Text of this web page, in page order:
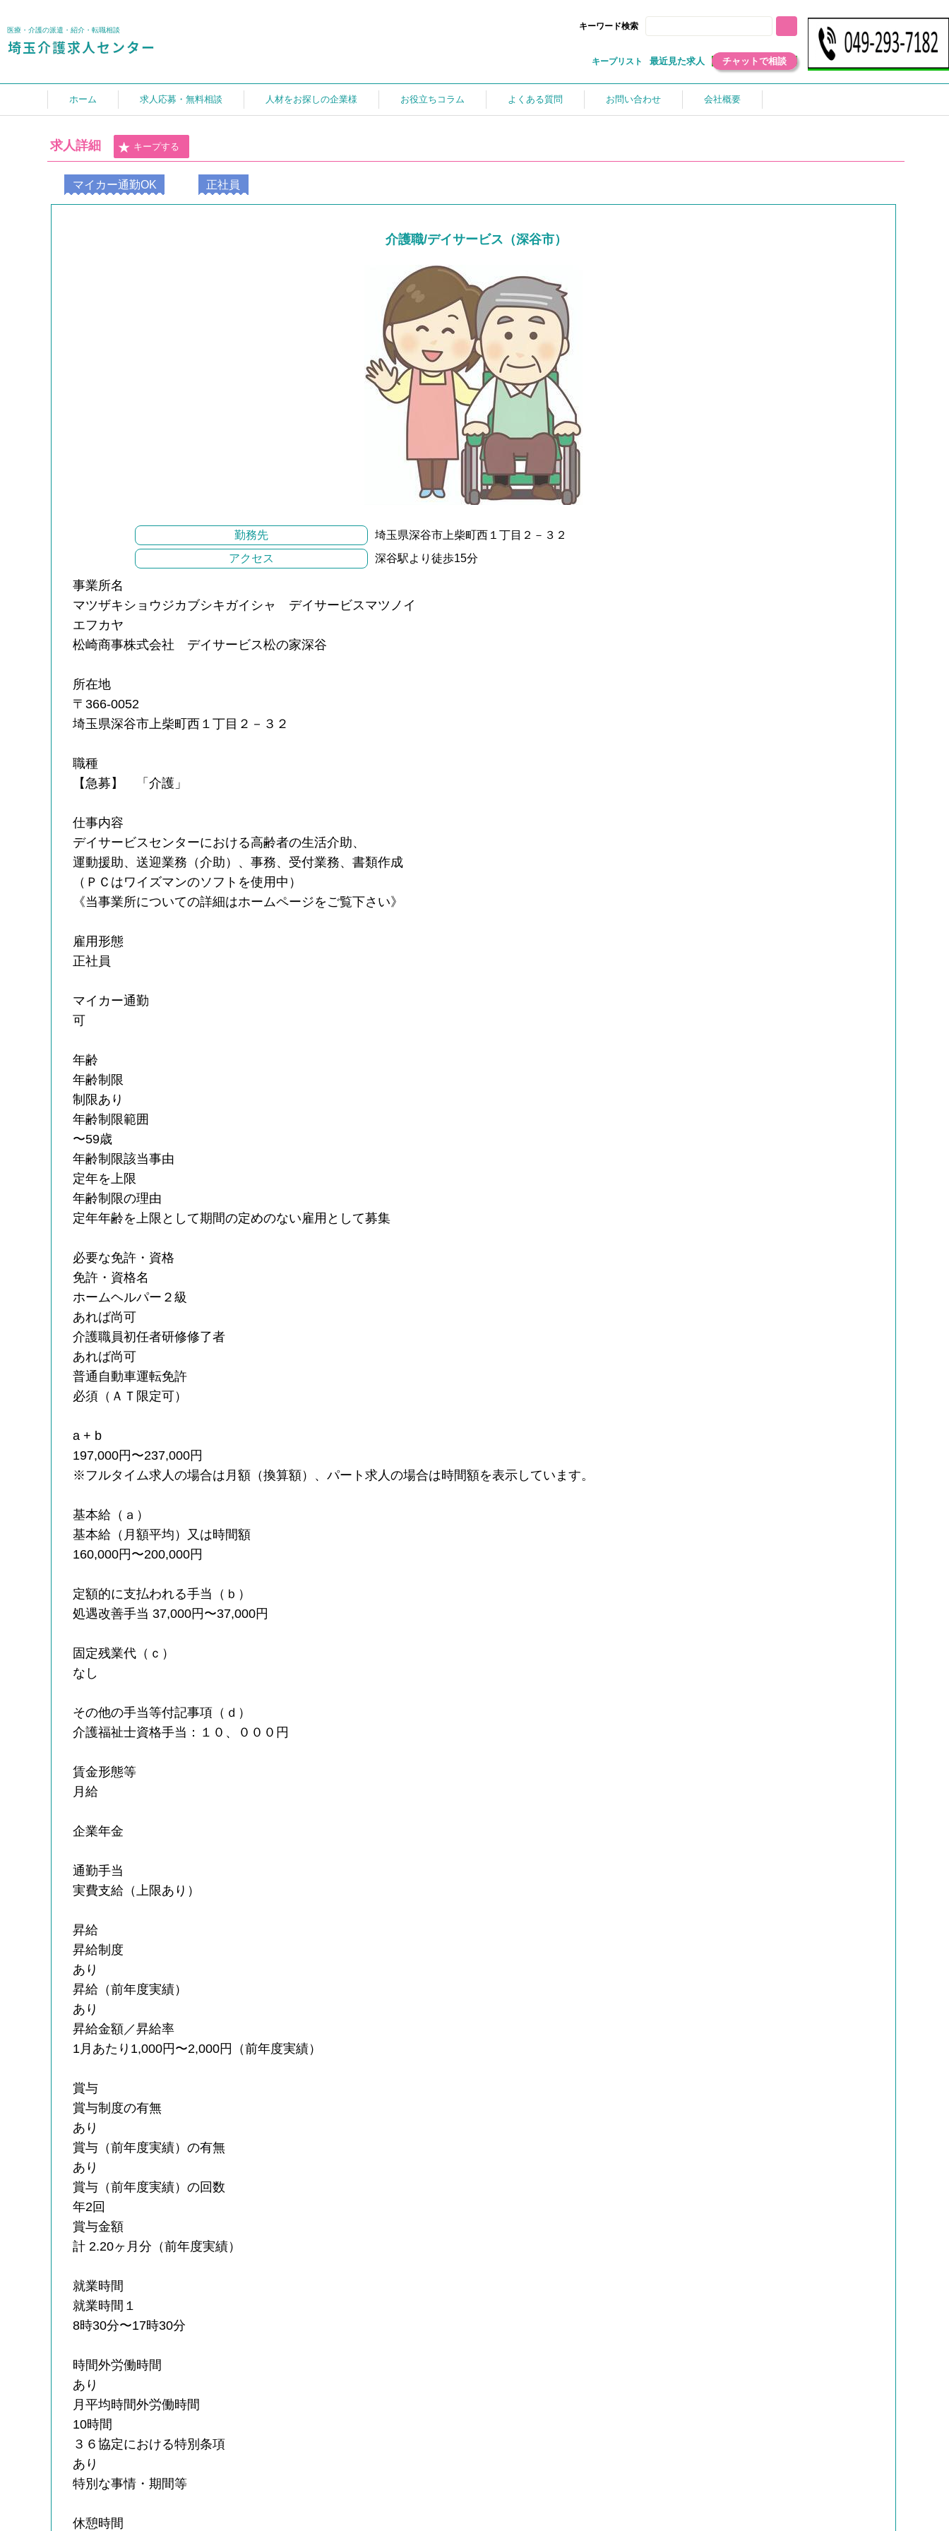
医療・介護の派遣・紹介・転職相談 キーワード検索
キープリスト 最近見た求人 チャットで相談
ホーム 求人応募・無料相談 人材をお探しの企業様 お役立ちコラム よくある質問 お問い合わせ 会社概要
求人詳細 キープする
マイカー通勤OK 正社員
介護職/デイサービス（深谷市）
勤務先
埼玉県深谷市上柴町西１丁目２－３２
アクセス
深谷駅より徒歩15分
事業所名
マツザキショウジカブシキガイシャ デイサービスマツノイ
エフカヤ
松崎商事株式会社 デイサービス松の家深谷
所在地
〒366-0052
埼玉県深谷市上柴町西１丁目２－３２
職種
【急募】 「介護」
仕事内容
デイサービスセンターにおける高齢者の生活介助、
運動援助、送迎業務（介助）、事務、受付業務、書類作成
（ＰＣはワイズマンのソフトを使用中）
《当事業所についての詳細はホームページをご覧下さい》
雇用形態
正社員
マイカー通勤
可
年齢
年齢制限
制限あり
年齢制限範囲
〜59歳
年齢制限該当事由
定年を上限
年齢制限の理由
定年年齢を上限として期間の定めのない雇用として募集
必要な免許・資格
免許・資格名
ホームヘルパー２級
あれば尚可
介護職員初任者研修修了者
あれば尚可
普通自動車運転免許
必須（ＡＴ限定可）
a + b
197,000円〜237,000円
※フルタイム求人の場合は月額（換算額）、パート求人の場合は時間額を表示しています。
基本給（ａ）
基本給（月額平均）又は時間額
160,000円〜200,000円
定額的に支払われる手当（ｂ）
処遇改善手当 37,000円〜37,000円
固定残業代（ｃ）
なし
その他の手当等付記事項（ｄ）
介護福祉士資格手当：１０、０００円
賃金形態等
月給
企業年金
通勤手当
実費支給（上限あり）
昇給
昇給制度
あり
昇給（前年度実績）
あり
昇給金額／昇給率
1月あたり1,000円〜2,000円（前年度実績）
賞与
賞与制度の有無
あり
賞与（前年度実績）の有無
あり
賞与（前年度実績）の回数
年2回
賞与金額
計 2.20ヶ月分（前年度実績）
就業時間
就業時間１
8時30分〜17時30分
時間外労働時間
あり
月平均時間外労働時間
10時間
３６協定における特別条項
あり
特別な事情・期間等
休憩時間